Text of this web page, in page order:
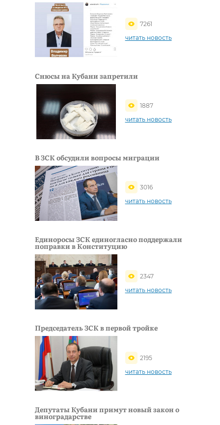
7261
читать новость
Снюсы на Кубани запретили
1887
читать новость
В ЗСК обсудили вопросы миграции
3016
читать новость
Единоросы ЗСК единогласно поддержали
поправки в Конституцию
2347
читать новость
Председатель ЗСК в первой тройке
2195
читать новость
Депутаты Кубани примут новый закон о
виноградарстве